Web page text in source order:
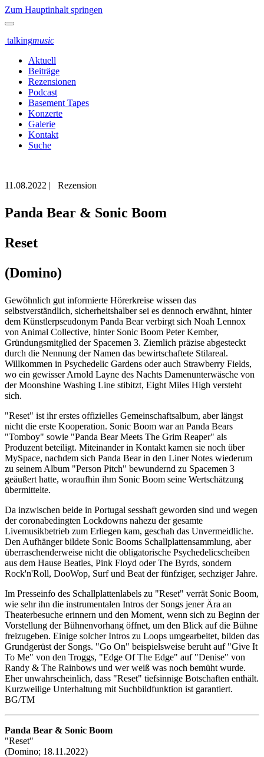
Zum Hauptinhalt springen
talkingmusic
Aktuell
Beiträge
Rezensionen
Podcast
Basement Tapes
Konzerte
Galerie
Kontakt
Suche
11.08.2022 | Rezension
Panda Bear & Sonic Boom
Reset
(Domino)
Gewöhnlich gut informierte Hörerkreise wissen das
selbstverständlich, sicherheitshalber sei es dennoch erwähnt, hinter
dem Künstlerpseudonym Panda Bear verbirgt sich Noah Lennox
von Animal Collective, hinter Sonic Boom Peter Kember,
Gründungsmitglied der Spacemen 3. Ziemlich präzise abgesteckt
durch die Nennung der Namen das bewirtschaftete Stilareal.
Willkommen in Psychedelic Gardens oder auch Strawberry Fields,
wo ein gewisser Arnold Layne des Nachts Damenunterwäsche von
der Moonshine Washing Line stibitzt, Eight Miles High versteht
sich.
"Reset" ist ihr erstes offizielles Gemeinschaftsalbum, aber längst
nicht die erste Kooperation. Sonic Boom war an Panda Bears
"Tomboy" sowie "Panda Bear Meets The Grim Reaper" als
Produzent beteiligt. Miteinander in Kontakt kamen sie noch über
MySpace, nachdem sich Panda Bear in den Liner Notes wiederum
zu seinem Album "Person Pitch" bewundernd zu Spacemen 3
geäußert hatte, woraufhin ihm Sonic Boom seine Wertschätzung
übermittelte.
Da inzwischen beide in Portugal sesshaft geworden sind und wegen
der coronabedingten Lockdowns nahezu der gesamte
Livemusikbetrieb zum Erliegen kam, geschah das Unvermeidliche.
Den Aufhänger bildete Sonic Booms Schallplattensammlung, aber
überraschenderweise nicht die obligatorische Psychedelicscheiben
aus dem Hause Beatles, Pink Floyd oder The Byrds, sondern
Rock'n'Roll, DooWop, Surf und Beat der fünfziger, sechziger Jahre.
Im Presseinfo des Schallplattenlabels zu "Reset" verrät Sonic Boom,
wie sehr ihn die instrumentalen Intros der Songs jener Ära an
Theaterbesuche erinnern und den Moment, wenn sich zu Beginn der
Vorstellung der Bühnenvorhang öffnet, um den Blick auf die Bühne
freizugeben. Einige solcher Intros zu Loops umgearbeitet, bilden das
Grundgerüst der Songs. "Go On" beispielsweise beruht auf "Give It
To Me" von den Troggs, "Edge Of The Edge" auf "Denise" von
Randy & The Rainbows und wer weiß was noch bemüht wurde.
Eher unwahrscheinlich, dass "Reset" tiefsinnige Botschaften enthält.
Kurzweilige Unterhaltung mit Suchbildfunktion ist garantiert.
BG/TM
Panda Bear & Sonic Boom
"Reset"
(Domino; 18.11.2022)